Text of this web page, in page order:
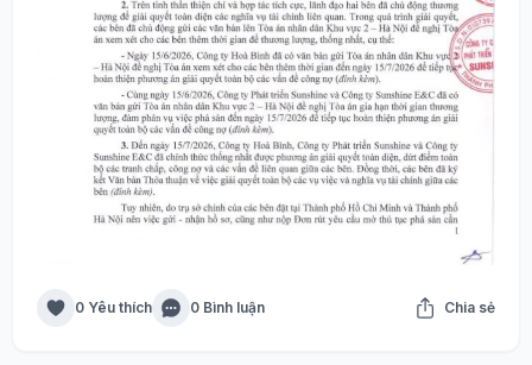
0 Yêu thích 0 Bình luận Chia sẻ